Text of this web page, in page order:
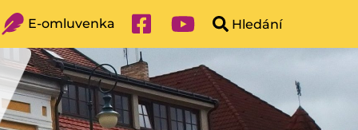
E-omluvenka